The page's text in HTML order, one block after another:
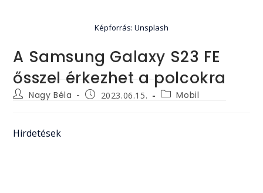
Képforrás: Unsplash
A Samsung Galaxy S23 FE
ősszel érkezhet a polcokra
PostNagy Béla
Post2023.06.15.
PostMobil
Hirdetések